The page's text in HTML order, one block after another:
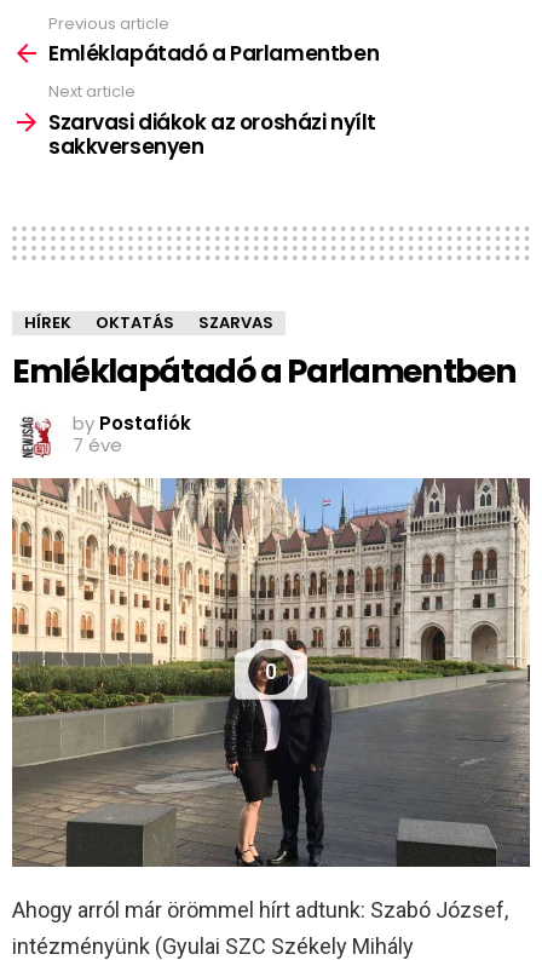
more
Previous article
Emléklapátadó a Parlamentben
Next article
Szarvasi diákok az orosházi nyílt
sakkversenyen
HÍREK OKTATÁS SZARVAS
Emléklapátadó a Parlamentben
by Postafiók
7 éve
0
Ahogy arról már örömmel hírt adtunk: Szabó József,
intézményünk (Gyulai SZC Székely Mihály